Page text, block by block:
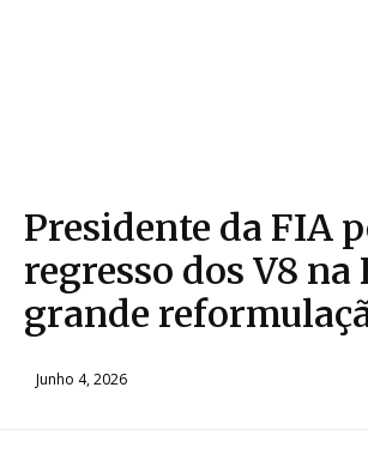
Presidente da FIA
regresso dos V8 na
grande
Junho 4, 2026